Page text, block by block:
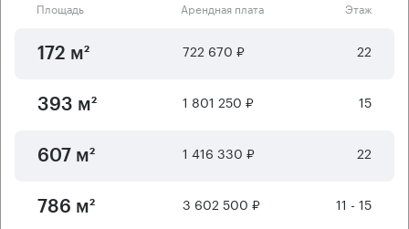
Площадь Арендная плата Этаж
172 м² 722 670 ₽ 22
393 м² 1 801 250 ₽ 15
607 м² 1 416 330 ₽ 22
786 м² 3 602 500 ₽ 11 - 15